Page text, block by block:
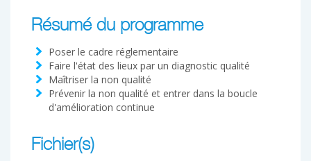
Résumé du programme
Poser le cadre réglementaire
Faire l'état des lieux par un diagnostic qualité
Maîtriser la non qualité
Prévenir la non qualité et entrer dans la boucle
d'amélioration continue
Fichier(s)